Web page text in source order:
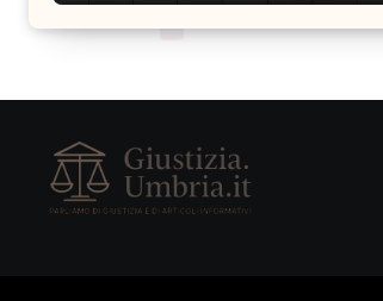
strategie vincenti